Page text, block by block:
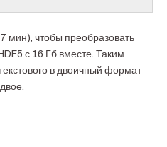
мин), чтобы преобразовать
с 16 Гб вместе. Таким
в двоичный формат